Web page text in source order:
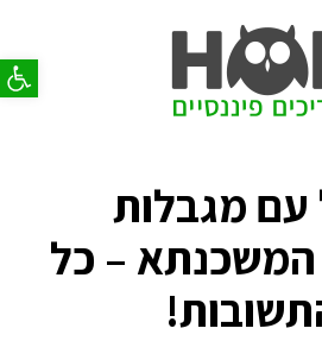
פתח
עם מגבלות
המשכנתא – כל